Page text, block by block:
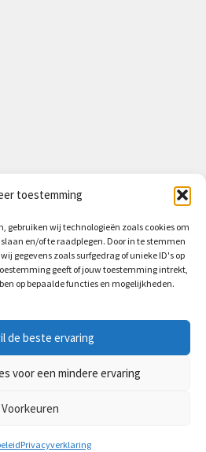
toestemming
gebruiken wij technologieën zoals cookies om
en/of te raadplegen. Door in te stemmen
gegevens zoals surfgedrag of unieke ID's op
geeft of jouw toestemming intrekt,
op bepaalde functies en mogelijkheden.
de beste ervaring
voor een mindere ervaring
Voorkeuren
Privacyverklaring
2026
met WooCommerce.